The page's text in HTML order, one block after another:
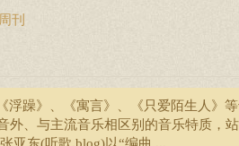
刊
浮躁》、《寓言》、《只爱陌生人》
外、与主流音乐相区别的音乐特质，